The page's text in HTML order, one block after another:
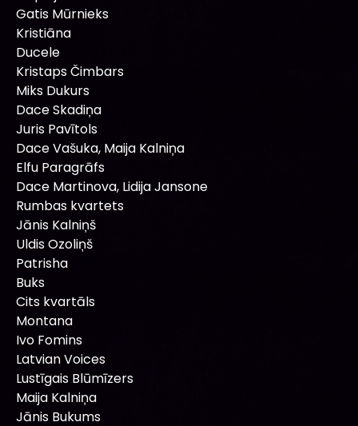
Gatis Mūrnieks
Kristiāna
Ducele
Kristaps Čimbars
Miks Dukurs
Dace Skadiņa
Juris Pavītols
Dace Vašuka, Maija Kalniņa
Elfu Paragrāfs
Dace Martinova, Lidija Jansone
Rumbas kvartets
Jānis Kalniņš
Uldis Ozoliņš
Patrisha
Buks
Cits kvartāls
Montana
Ivo Fomins
Latvian Voices
Lustīgais Blūmīzers
Maija Kalniņa
Jānis Bukums